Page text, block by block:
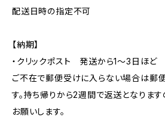
配送日時の指定不可
【納期】
・クリックポスト 発送から1〜3日ほど
ご不在で郵便受けに入らない場合は郵
す。持ち帰りから2週間で返送となりま
お願いします。